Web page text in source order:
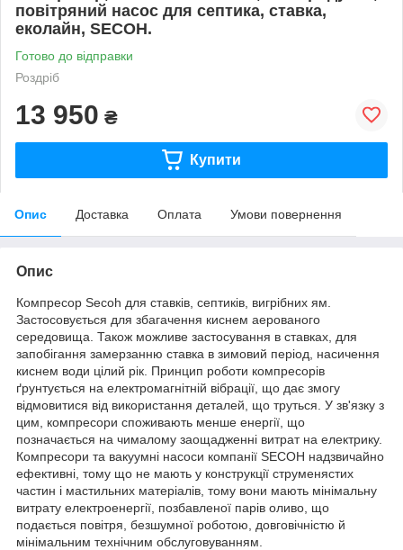
повітряний насос для септика, ставка,
еколайн, SECOH.
Готово до відправки
Роздріб
13 950 ₴
Купити
Опис Доставка Оплата Умови повернення
Опис
Компресор Secoh для ставків, септиків, вигрібних ям.
Застосовується для збагачення киснем аерованого
середовища. Також можливе застосування в ставках, для
запобігання замерзанню ставка в зимовий період, насичення
киснем води цілий рік. Принцип роботи компресорів
ґрунтується на електромагнітній вібрації, що дає змогу
відмовитися від використання деталей, що труться. У зв'язку з
цим, компресори споживають менше енергії, що
позначається на чималому заощадженні витрат на електрику.
Компресори та вакуумні насоси компанії SECOH надзвичайно
ефективні, тому що не мають у конструкції струменястих
частин і мастильних матеріалів, тому вони мають мінімальну
витрату електроенергії, позбавленої парів оливо, що
подається повітря, безшумної роботою, довговічністю й
мінімальним технічним обслуговуванням.